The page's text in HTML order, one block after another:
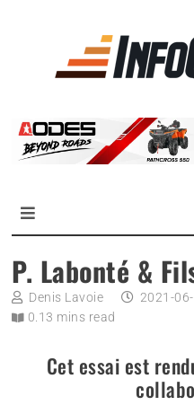
Magazine
P. Labonté &
Denis Lavoie 2021-
0.13 mins read
Cet essai est